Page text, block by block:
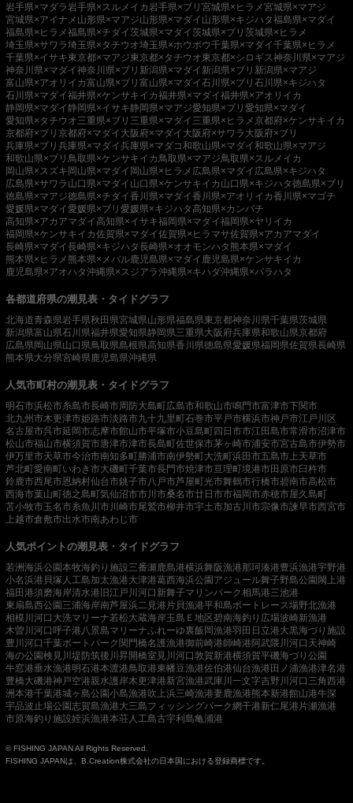
岩手県×マダラ 岩手県×スルメイカ 岩手県×ブリ 宮城県×ヒラメ宮城県×マアジ
宮城県×アイナメ 山形県×マアジ山形県×マダイ 山形県×キジハタ福島県×マダイ
福島県×ヒラメ福島県×チダイ茨城県×マダイ茨城県×ブリ 茨城県×ヒラメ
埼玉県×サワラ埼玉県×タチウオ埼玉県×ホウボウ千葉県×マダイ千葉県×ヒラメ
千葉県×イサキ東京都×マアジ東京都×タチウオ東京都×シロギス神奈川県×マアジ
神奈川県×マダイ神奈川県×ブリ 新潟県×マダイ 新潟県×ブリ 新潟県×マアジ
富山県×アオリイカ富山県×ブリ 富山県×マダイ石川県×ブリ 石川県×キジハタ
石川県×マダイ福井県×ケンサキイカ福井県×マダイ福井県×アオリイカ
静岡県×マダイ静岡県×イサキ静岡県×マアジ愛知県×ブリ 愛知県×マダイ
愛知県×タチウオ三重県×ブリ 三重県×マダイ 三重県×ヒラメ京都府×ケンサキイカ
京都府×ブリ 京都府×マダイ 大阪府×マダイ 大阪府×サワラ 大阪府×ブリ
兵庫県×ブリ 兵庫県×マダイ兵庫県×マダコ和歌山県×マダイ和歌山県×マアジ
和歌山県×ブリ 鳥取県×ケンサキイカ 鳥取県×マアジ鳥取県×スルメイカ
岡山県×スズキ岡山県×マダイ 岡山県×ヒラメ 広島県×マダイ 広島県×キジハタ
広島県×サワラ 山口県×マダイ 山口県×ケンサキイカ 山口県×キジハタ徳島県×ブリ
徳島県×マアジ徳島県×チダイ香川県×マダイ香川県×アオリイカ香川県×マゴチ
愛媛県×マダイ愛媛県×ブリ 愛媛県×キジハタ高知県×カンパチ
高知県×アカアマダイ高知県×イサキ福岡県×マダイ福岡県×ヤリイカ
福岡県×ケンサキイカ佐賀県×マダイ佐賀県×ヒラマサ佐賀県×アカアマダイ
長崎県×マダイ長崎県×キジハタ長崎県×オオモンハタ 熊本県×マダイ
熊本県×ヒラメ 熊本県×メバル鹿児島県×マダイ 鹿児島県×ケンサキイカ
鹿児島県×アオハタ沖縄県×スジアラ沖縄県×キハダ沖縄県×バラハタ
各都道府県の潮見表・タイドグラフ
北海道青森県岩手県秋田県宮城県山形県福島県東京都神奈川県千葉県茨城県
新潟県富山県石川県福井県愛知県静岡県三重県大阪府兵庫県和歌山県京都府
広島県岡山県山口県鳥取県島根県高知県香川県徳島県愛媛県福岡県佐賀県長崎県
熊本県大分県宮崎県 鹿児島県沖縄県
人気市町村の潮見表・タイドグラフ
明石市浜松市糸島市長崎市周防大島町広島市和歌山市鳴門市富津市下関市
北九州市木更津市姫路市淡路市九十九里町石巻市平戸市横浜市神戸市江戸川区
名古屋市呉市延岡市志摩市館山市平塚市小豆島町四日市市江田島市常滑市沼津市
松山市福山市横須賀市唐津市津市長島町佐世保市茅ヶ崎市浦安市宮古島市伊勢市
伊万里市天草市今治市南知多町勝浦市南伊勢町大洗町浜田市五島市 上天草市
芦北町愛南町いわき市大磯町千葉市長門市焼津市亘理町境港市田原市臼杵市
鈴鹿市西尾市恩納村仙台市銚子市八戸市芦屋町光市舞鶴市行橋市碧南市高松市
西海市葉山町徳之島町気仙沼市市川市桑名市廿日市市福岡市赤穂市屋久島町
苫小牧市玉名市糸魚川市 川崎市尾鷲市柳井市宇土市加古川市宗像市諫早市西宮市
上越市倉敷市出水市南あわじ市
人気ポイントの潮見表・タイドグラフ
若洲海浜公園本牧海釣り施設三番瀬 鹿島港横浜舞阪漁港那珂湊港豊浜漁港宇野港
小名浜港 貝塚人工島加太漁港大津港葛西海浜公園アジュール舞子野島公園閖上港
福田港須磨海岸清水港 旧江戸川河口 新舞子マリンパーク相馬港三池港
東扇島西公園三浦海岸南芦屋浜二見港 片貝漁港平和島ボートレース場野北漁港
相模川河口 大洗マリーナ若松大蔵海岸玉島Ｅ地区碧南海釣り広場波崎新漁港
木曽川河口呼子港 八景島マリーナふれーゆ裏飯岡漁港羽田 日立港大黒海づり施設
豊川河口千葉ポートパーク関門橋名護漁港御前崎港師崎港阿武隈川河口 天神崎
海の公園検見川堤防筑後川昇開橋室見川河口敦賀新港横須賀平磯海づり公園
牛窓港垂水漁港明石港本渡港鳥取港東幡豆漁港佐伯港仙台漁港田ノ浦漁港津名港
豊橋大磯港神戸空港親水護岸木更津港新宮漁港武庫川一文字吉野川河口 三角西港
洲本港千葉港城ヶ島公園小島漁港吹上浜三崎漁港妻鹿漁港熊本新港館山港牛深
宇品波止場公園志賀島漁港大三島フィッシングパーク網干港新仁尾港 片瀬漁港
市原海釣り施設姪浜漁港本荘人工島古宇利島亀浦港
© FISHING JAPAN All Rights Reserved.
FISHING JAPANは、B.Creation株式会社の日本国における登録商標です。